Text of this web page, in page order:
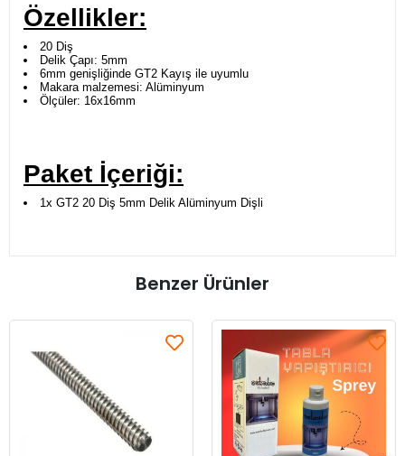
Özellikler:
20 Diş
Delik Çapı: 5mm
6mm genişliğinde GT2 Kayış ile uyumlu
Makara malzemesi: Alüminyum
Ölçüler: 16x16mm
Paket İçeriği:
1x GT2 20 Diş 5mm Delik Alüminyum Dişli
Benzer Ürünler